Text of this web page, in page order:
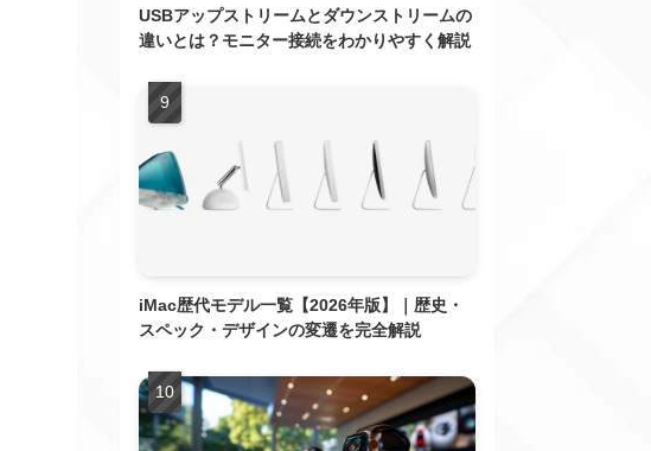
USBアップストリームとダウンストリームの
違いとは？モニター接続をわかりやすく解説
iMac歴代モデル一覧【2026年版】｜歴史・
スペック・デザインの変遷を完全解説